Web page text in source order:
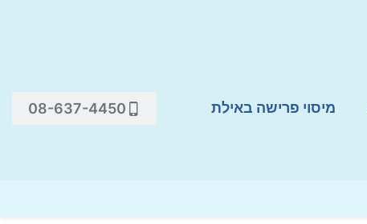
מיסוי פרישה באילת 08-637-4450